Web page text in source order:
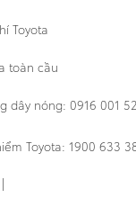
Toyota
toàn cầu
dây nóng: 0916 001
Toyota: 1900 633
|